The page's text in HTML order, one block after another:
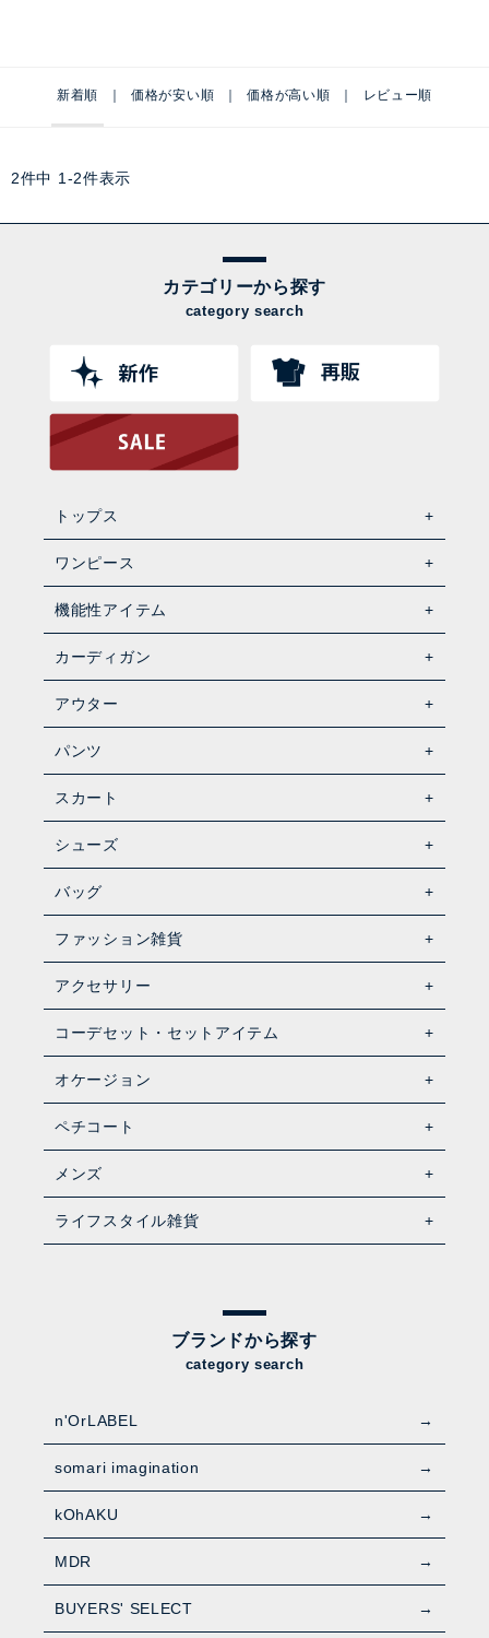
新着順 価格が安い順 価格が高い順 レビュー順
2件中 1 -2件表示
カテゴリーから探す
category search
トップス
ワンピース
機能性アイテム
カーディガン
アウター
パンツ
スカート
シューズ
バッグ
ファッション雑貨
アクセサリー
コーデセット・セットアイテム
オケージョン
ペチコート
メンズ
ライフスタイル雑貨
ブランドから探す
category search
n'OrLABEL
somari imagination
kOhAKU
MDR
BUYERS' SELECT